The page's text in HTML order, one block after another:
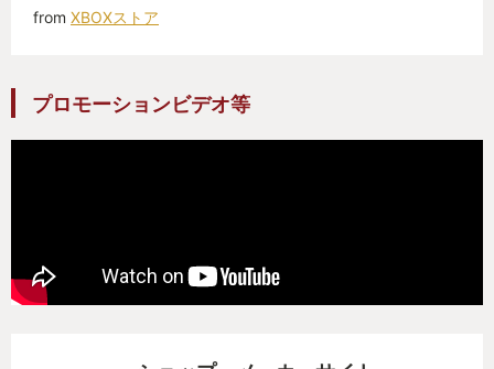
ぼく自身はコンタクトもレーシックも怖くて絶対で
おわり
from XBOXストア
プロモーションビデオ等